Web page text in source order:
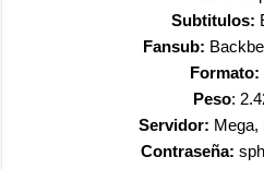
Subtitulos:
Fansub:
Formato:
Peso:
Servidor: Mega,
Contraseña: